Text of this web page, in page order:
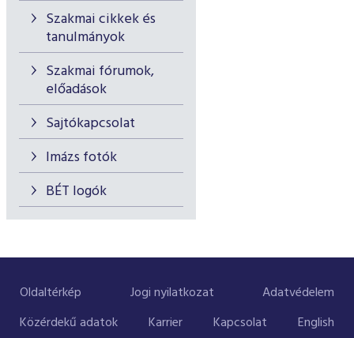
Szakmai cikkek és
tanulmányok
Szakmai fórumok,
előadások
Sajtókapcsolat
Imázs fotók
BÉT logók
Oldaltérkép Jogi nyilatkozat
Adatvédelem
Közérdekű adatok
Karrier Kapcsolat English